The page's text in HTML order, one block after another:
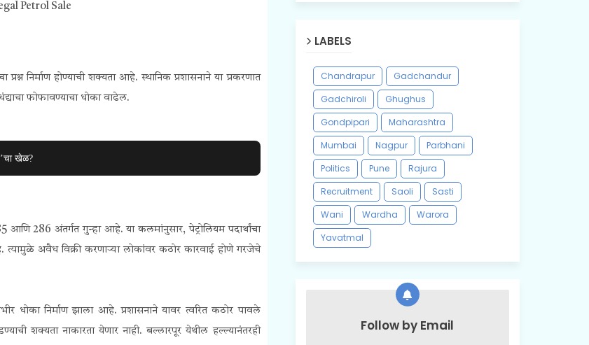
Petrol Sale
प्रश्न निर्माण होण्याची शक्यता आहे. स्थानिक प्रशासनाने या प्रकरणात
फोफावण्याचा धोका वाढेल.
खेळ?
286 अंतर्गत गुन्हा आहे. या कलमांनुसार, पेट्रोलियम पदार्थांचा
अवैध विक्री करणाऱ्या लोकांवर कठोर कारवाई होणे गरजेचे
धोका निर्माण झाला आहे. प्रशासनाने यावर त्वरित कठोर पावले
शक्यता नाकारता येणार नाही. बल्लारपूर येथील हल्ल्यानंतरही
LABELS
Chandrapur
Gadchandur
Gadchiroli
Ghughus
Gondpipari
Maharashtra
Mumbai
Nagpur
Parbhani
Politics
Pune
Rajura
Recruitment
Saoli
Sasti
Wani
Wardha
Warora
Yavatmal
Follow by Email